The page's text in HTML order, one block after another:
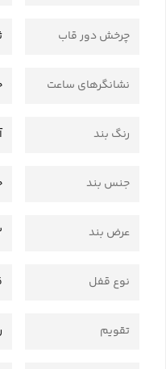
چرخش دور قاب
نشانگرهای ساعت
رنگ بند
جنس بند
عرض بند
نوع قفل
تقویم